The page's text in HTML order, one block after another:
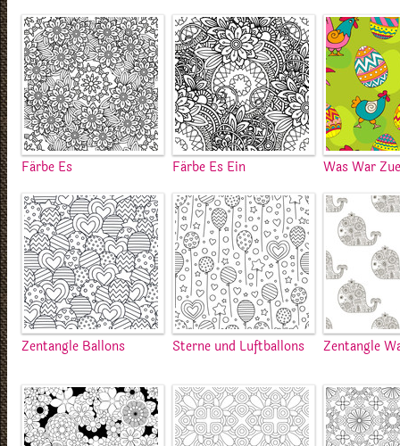
Färbe Es Färbe Es Ein Was War
Zentangle Ballons Sterne und Luftballons Zentangle